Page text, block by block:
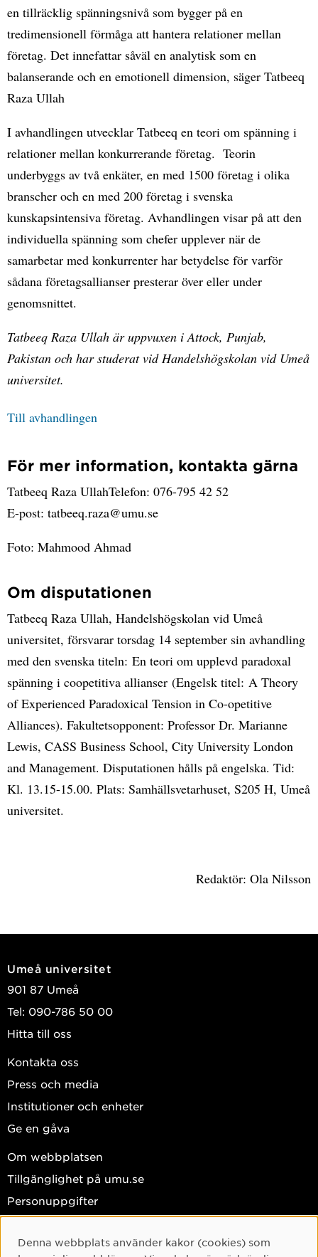
en tillräcklig spänningsnivå som bygger på en
tredimensionell förmåga att hantera relationer mellan
företag. Det innefattar såväl en analytisk som en
balanserande och en emotionell dimension, säger Tatbeeq
Raza Ullah
I avhandlingen utvecklar Tatbeeq en teori om spänning i
relationer mellan konkurrerande företag. Teorin
underbyggs av två enkäter, en med 1500 företag i olika
branscher och en med 200 företag i svenska
kunskapsintensiva företag. Avhandlingen visar på att den
individuella spänning som chefer upplever när de
samarbetar med konkurrenter har betydelse för varför
sådana företagsallianser presterar över eller under
genomsnittet.
Tatbeeq Raza Ullah är uppvuxen i Attock, Punjab,
Pakistan och har studerat vid Handelshögskolan vid Umeå
universitet.
Till avhandlingen
För mer information, kontakta gärna
Tatbeeq Raza UllahTelefon: 076-795 42 52
E-post: tatbeeq.raza@umu.se
Foto: Mahmood Ahmad
Om disputationen
Tatbeeq Raza Ullah, Handelshögskolan vid Umeå
universitet, försvarar torsdag 14 september sin avhandling
med den svenska titeln: En teori om upplevd paradoxal
spänning i coopetitiva allianser (Engelsk titel: A Theory
of Experienced Paradoxical Tension in Co-opetitive
Alliances). Fakultetsopponent: Professor Dr. Marianne
Lewis, CASS Business School, City University London
and Management. Disputationen hålls på engelska. Tid:
Kl. 13.15-15.00. Plats: Samhällsvetarhuset, S205 H, Umeå
universitet.
Redaktör: Ola Nilsson
Umeå universitet
901 87 Umeå
Tel: 090-786 50 00
Hitta till oss
Kontakta oss
Press och media
Institutioner och enheter
Ge en gåva
Om webbplatsen
Tillgänglighet på umu.se
Personuppgifter
Facebook
Cookie-samtycke
Denna webbplats använder kakor (cookies) som